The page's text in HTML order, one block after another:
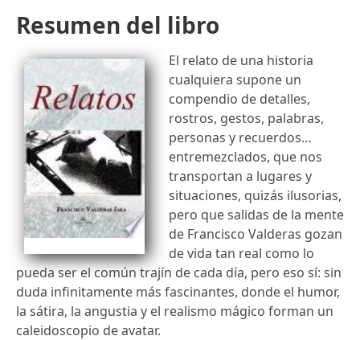
Resumen del libro
El relato de una historia
cualquiera supone un
compendio de detalles,
rostros, gestos, palabras,
personas y recuerdos…
entremezclados, que nos
transportan a lugares y
situaciones, quizás ilusorias,
pero que salidas de la mente
de Francisco Valderas gozan
de vida tan real como lo
pueda ser el común trajín de cada día, pero eso sí: sin
duda infinitamente más fascinantes, donde el humor,
la sátira, la angustia y el realismo mágico forman un
caleidoscopio de avatar.